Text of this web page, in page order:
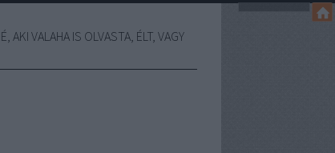
AKI VALAHA IS OLVASTA, ÉLT, VAGY